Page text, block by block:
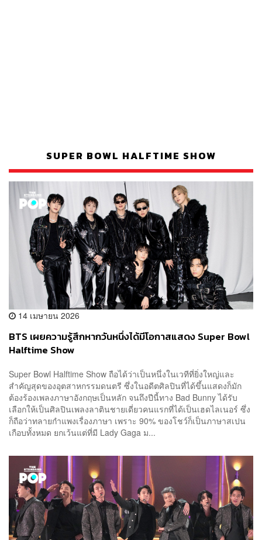
SUPER BOWL HALFTIME SHOW
14 เมษายน 2026
BTS เผยความรู้สึกหากวันหนึ่งได้มีโอกาสแสดง Super Bowl
Halftime Show
Super Bowl Halftime Show ถือได้ว่าเป็นหนึ่งในเวทีที่ยิ่งใหญ่และ
สำคัญสุดของอุตสาหกรรมดนตรี ซึ่งในอดีตศิลปินที่ได้ขึ้นแสดงก็มัก
ต้องร้องเพลงภาษาอังกฤษเป็นหลัก จนถึงปีนี้ทาง Bad Bunny ได้รับ
เลือกให้เป็นศิลปินเพลงลาตินชายเดี่ยวคนแรกที่ได้เป็นเฮดไลเนอร์ ซึ่ง
ก็ถือว่าทลายกำแพงเรื่องภาษา เพราะ 90% ของโชว์ก็เป็นภาษาสเปน
เกือบทั้งหมด ยกเว้นแต่ที่มี Lady Gaga ม...